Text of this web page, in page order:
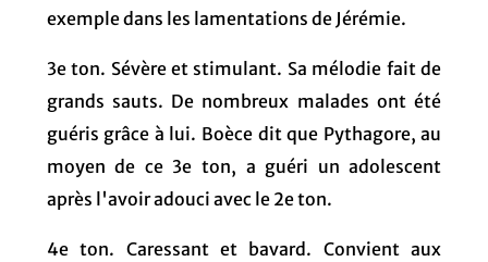
exemple dans les lamentations de Jérémie.
3e ton. Sévère et stimulant. Sa mélodie fait de
grands sauts. De nombreux malades ont été
guéris grâce à lui. Boèce dit que Pythagore, au
moyen de ce 3e ton, a guéri un adolescent
après l'avoir adouci avec le 2e ton.
4e ton. Caressant et bavard. Convient aux